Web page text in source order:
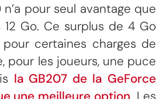
pour seul avantage que
12 Go. Ce surplus de 4 Go
certaines charges de
pour les joueurs, une puce
la GB207 de la GeForce